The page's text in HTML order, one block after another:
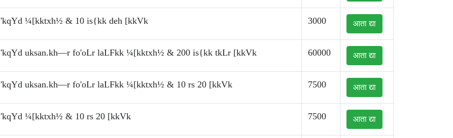
'kqYd ¼[kktxh½ & 10 is{kk deh [kkVk 3000 आता द्या
'kqYd uksan.kh—r fo'oLr laLFkk ¼[kktxh½ & 200 is{kk tkLr [kkVk 60000 आता द्या
'kqYd uksan.kh—r fo'oLr laLFkk ¼[kktxh½ & 10 rs 20 [kkVk 7500 आता द्या
'kqYd ¼[kktxh½ & 10 rs 20 [kkVk 7500 आता द्या